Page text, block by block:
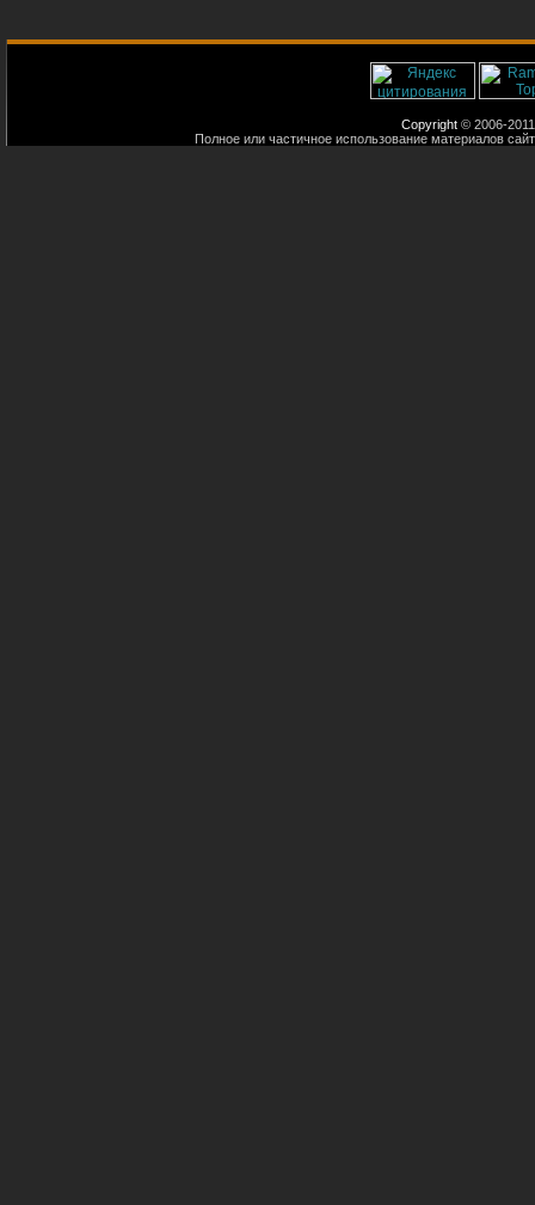
Copyright © 2006-
Полное или частичное использование материалов